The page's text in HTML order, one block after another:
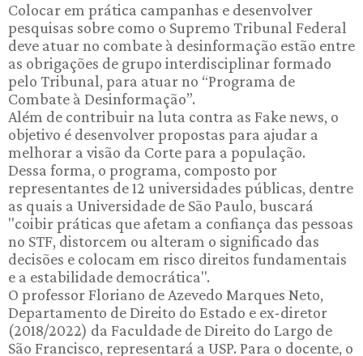
Colocar em prática campanhas e desenvolver
pesquisas sobre como o Supremo Tribunal Federal
deve atuar no combate à desinformação estão entre
as obrigações de grupo interdisciplinar formado
pelo Tribunal, para atuar no “Programa de
Combate à Desinformação”.
Além de contribuir na luta contra as Fake news, o
objetivo é desenvolver propostas para ajudar a
melhorar a visão da Corte para a população.
Dessa forma, o programa, composto por
representantes de 12 universidades públicas, dentre
as quais a Universidade de São Paulo, buscará
"coibir práticas que afetam a confiança das pessoas
no STF, distorcem ou alteram o significado das
decisões e colocam em risco direitos fundamentais
e a estabilidade democrática".
O professor Floriano de Azevedo Marques Neto,
Departamento de Direito do Estado e ex-diretor
(2018/2022) da Faculdade de Direito do Largo de
São Francisco, representará a USP. Para o docente, o